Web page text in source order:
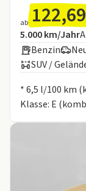
ab
Inklusive
5.000 km/Jahr
Benzin
SUV /
* 6,5 l/100 km
Klasse: E